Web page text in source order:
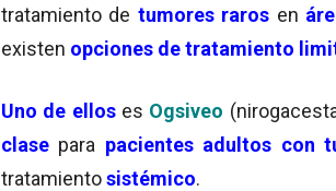
tratamiento de tumores raros en
existen opciones de tratamiento
Uno de elloses Ogsiveo
clase para pacientes adultos con
tratamientosistémico.